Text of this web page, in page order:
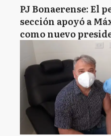
PJ Bonaerense: El
sección apoyó a
como nuevo